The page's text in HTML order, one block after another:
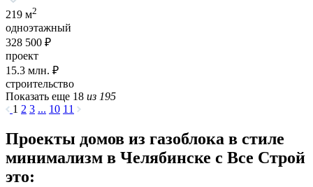
219 м2
одноэтажный
328 500 ₽
проект
15.3 млн. ₽
строительство
Показать еще 18 из 195
1 2 3 ... 10 11
Проекты домов из газоблока в стиле
минимализм в Челябинске с Все Строй
это: